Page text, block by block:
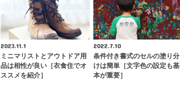
2023.11.1
ミニマリストとアウトドア用
品は相性が良い［衣食住でオ
ススメを紹介］
2022.7.10
条件付き書式のセルの塗り分
けは簡単［文字色の設定も基
本が重要］